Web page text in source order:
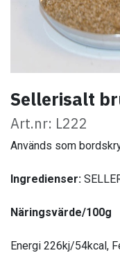
Sellerisalt
Art.nr: L222
Används som
Ingredienser:
Näringsvärde/100g
Energi 226kj/54kcal,